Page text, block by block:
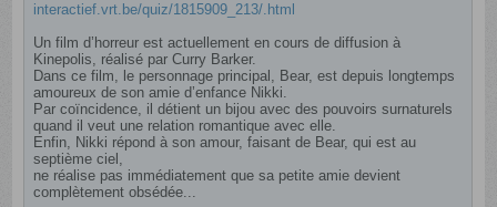
interactief.vrt.be/quiz/1815909_213/.html
Un film d’horreur est actuellement en cours de diffusion à
Kinepolis, réalisé par Curry Barker.
Dans ce film, le personnage principal, Bear, est depuis longtemps
amoureux de son amie d’enfance Nikki.
Par coïncidence, il détient un bijou avec des pouvoirs surnaturels
quand il veut une relation romantique avec elle.
Enfin, Nikki répond à son amour, faisant de Bear, qui est au
septième ciel,
ne réalise pas immédiatement que sa petite amie devient
complètement obsédée...